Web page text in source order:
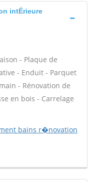
intÉrieure
- Plaque de
- Enduit - Parquet
- Rénovation de
en bois - Carrelage
bains r�novation